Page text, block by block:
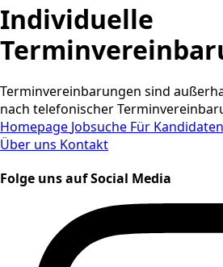
Individuelle
Terminvereinbarungen sind
nach telefonischer
Homepage Jobsuche Für Kandidaten
Über uns Kontakt
Folge uns auf Social Media